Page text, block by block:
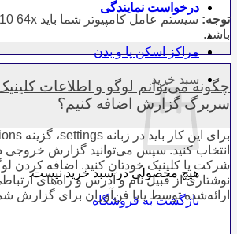
درخواست نمایندگی
مراکز اسکن پا و بدن
سبد خرید
هیچ محصولی در سبد خرید نیست.
بازگشت به فروشگاه
توجه:
باشد.
چگونه می‌توانم لوگو و اطلاعات
سربرگ گزارش اضافه کنیم؟
انتخاب کنید. سپس می‌توانید گزارش
شرکت یا کلینیک خودتان کنید. اضافه کردن
نوشتاری از قبیل نام و آدرس و راه‌های
ارائه‌شده توسط پایا فن‌آوران برای گزارش